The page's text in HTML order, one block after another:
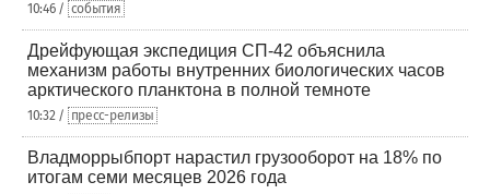
10:46 / события
Дрейфующая экспедиция СП-42 объяснила
механизм работы внутренних биологических часов
арктического планктона в полной темноте
10:32 / пресс-релизы
Владморрыбпорт нарастил грузооборот на 18% по
итогам семи месяцев 2026 года